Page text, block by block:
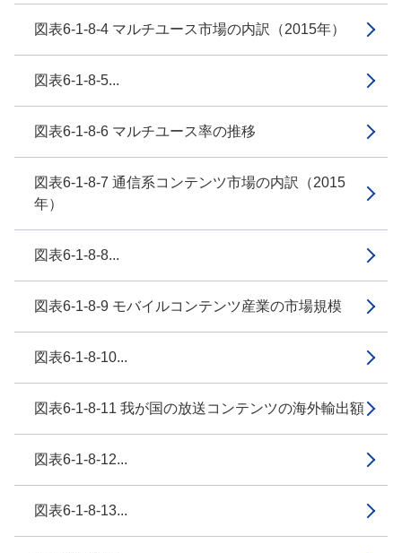
図表6-1-8-4 マルチユース市場の内訳（2015年）
図表6-1-8-5...
図表6-1-8-6 マルチユース率の推移
図表6-1-8-7 通信系コンテンツ市場の内訳（2015
年）
図表6-1-8-8...
図表6-1-8-9 モバイルコンテンツ産業の市場規模
図表6-1-8-10...
図表6-1-8-11 我が国の放送コンテンツの海外輸出額
図表6-1-8-12...
図表6-1-8-13...